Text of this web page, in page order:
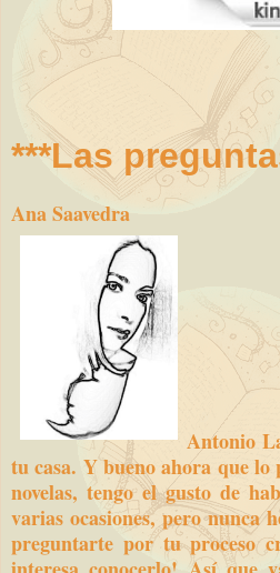
***Las
Ana Saavedra
Antonio
tu casa. Y bueno ahora que lo
novelas, tengo el gusto de
varias ocasiones, pero nunca
preguntarte por tu proceso